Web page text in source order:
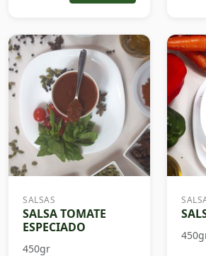
SALSAS
SALSA TOMATE
ESPECIADO
450gr